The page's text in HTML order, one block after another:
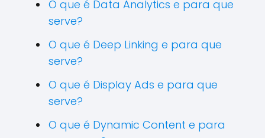
O que é Data Analytics e para que
serve?
O que é Deep Linking e para que
serve?
O que é Display Ads e para que
serve?
O que é Dynamic Content e para